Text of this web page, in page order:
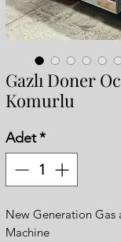
Gazlı Doner
Komurlu
Adet*
New Generation Gas
Machine